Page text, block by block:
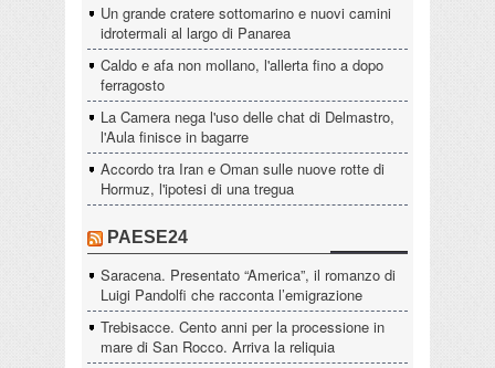
Un grande cratere sottomarino e nuovi camini
idrotermali al largo di Panarea
Caldo e afa non mollano, l'allerta fino a dopo
ferragosto
La Camera nega l'uso delle chat di Delmastro,
l'Aula finisce in bagarre
Accordo tra Iran e Oman sulle nuove rotte di
Hormuz, l'ipotesi di una tregua
PAESE24
Saracena. Presentato “America”, il romanzo di
Luigi Pandolfi che racconta l’emigrazione
Trebisacce. Cento anni per la processione in
mare di San Rocco. Arriva la reliquia